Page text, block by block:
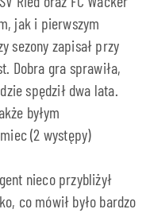
jak i pierwszym
sezony zapisał przy
Dobra gra sprawiła,
spędził dwa lata.
byłym
(2 występy)
nieco przybliżył
co mówił było bardzo